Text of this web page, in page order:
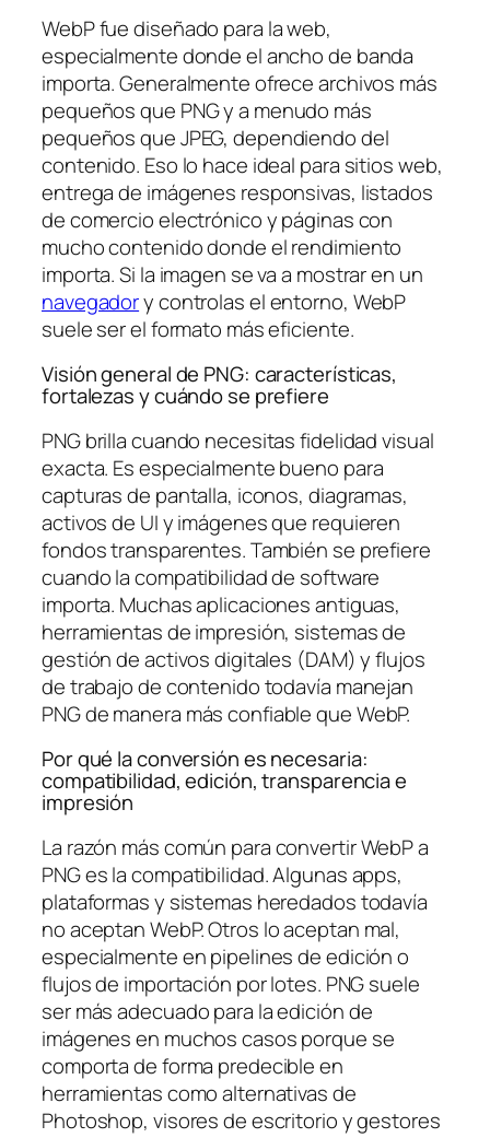
WebP fue diseñado para la web,
especialmente donde el ancho de banda
importa. Generalmente ofrece archivos más
pequeños que PNG y a menudo más
pequeños que JPEG, dependiendo del
contenido. Eso lo hace ideal para sitios web,
entrega de imágenes responsivas, listados
de comercio electrónico y páginas con
mucho contenido donde el rendimiento
importa. Si la imagen se va a mostrar en un
navegadory controlas el entorno, WebP
suele ser el formato más eficiente.
Visión general de PNG: características,
fortalezas y cuándo se prefiere
PNG brilla cuando necesitas fidelidad visual
exacta. Es especialmente bueno para
capturas de pantalla, iconos, diagramas,
activos de UI y imágenes que requieren
fondos transparentes. También se prefiere
cuando la compatibilidad de software
importa. Muchas aplicaciones antiguas,
herramientas de impresión, sistemas de
gestión de activos digitales (DAM) y flujos
de trabajo de contenido todavía manejan
PNG de manera más confiable que WebP.
Por qué la conversión es necesaria:
compatibilidad, edición, transparencia e
impresión
La razón más común para convertir WebP a
PNG es la compatibilidad. Algunas apps,
plataformas y sistemas heredados todavía
no aceptan WebP. Otros lo aceptan mal,
especialmente en pipelines de edición o
flujos de importación por lotes. PNG suele
ser más adecuado para la edición de
imágenes en muchos casos porque se
comporta de forma predecible en
herramientas como alternativas de
Photoshop, visores de escritorio y gestores